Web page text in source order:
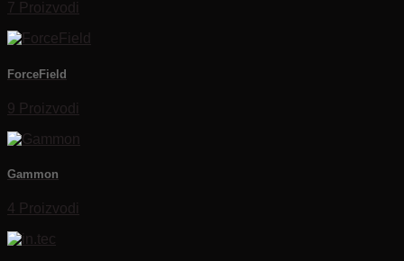
7 Proizvodi
ForceField
9 Proizvodi
Gammon
4 Proizvodi